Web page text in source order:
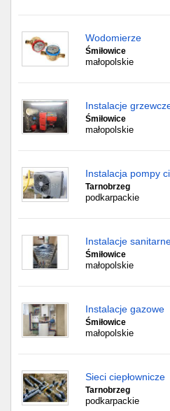
Wodomierze
Śmiłowice
małopolskie
Instalacje
Śmiłowice
małopolskie
Instalacja pompy
Tarnobrzeg
podkarpackie
Instalacje
Śmiłowice
małopolskie
Instalacje gazowe
Śmiłowice
małopolskie
Sieci ciepłownicze
Tarnobrzeg
podkarpackie